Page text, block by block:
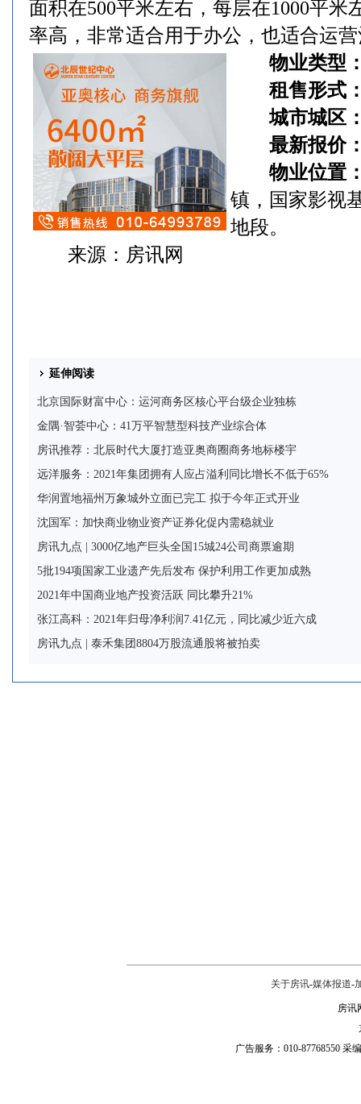
面积在500平米左右，每层在1000平米
率高，非常适合用于办公，也适合运
物业类型
租售形式
城市城区
最新报价
物业位置
镇，国家影视
地段。
来源：房讯网
延伸阅读
北京国际财富中心：运河商务区核心平台级企业独栋
金隅·智荟中心：41万平智慧型科技产业综合体
房讯推荐：北辰时代大厦打造亚奥商圈商务地标楼宇
远洋服务：2021年集团拥有人应占溢利同比增长不低于65%
华润置地福州万象城外立面已完工 拟于今年正式开业
沈国军：加快商业物业资产证券化促内需稳就业
房讯九点 | 3000亿地产巨头全国15城24公司商票逾期
5批194项国家工业遗产先后发布 保护利用工作更加成熟
2021年中国商业地产投资活跃 同比攀升21%
张江高科：2021年归母净利润7.41亿元，同比减少近六成
房讯九点 | 泰禾集团8804万股流通股将被拍卖
关于房讯-媒体报道-
房讯
广告服务：010-87768550 采